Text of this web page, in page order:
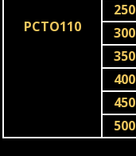
PCTO110
250
300
350
400
450
500